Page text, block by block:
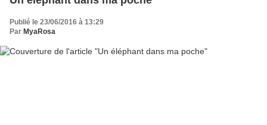
Publié le 23/06/2016 à 13:29
Par MyaRosa